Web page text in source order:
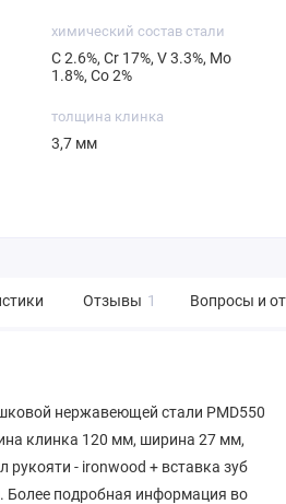
химический состав стали
С 2.6%, Cr 17%, V 3.3%, Mo
1.8%, Со 2%
толщина клинка
3,7 мм
Отзывы 1 Вопросы и
нержавеющей стали PMD550
клинка 120 мм, ширина 27 мм,
- ironwood + вставка зуб
Более подробная информация во